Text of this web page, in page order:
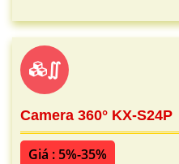
∬
Camera 360° KX-S24P
Giá : 5%-35%